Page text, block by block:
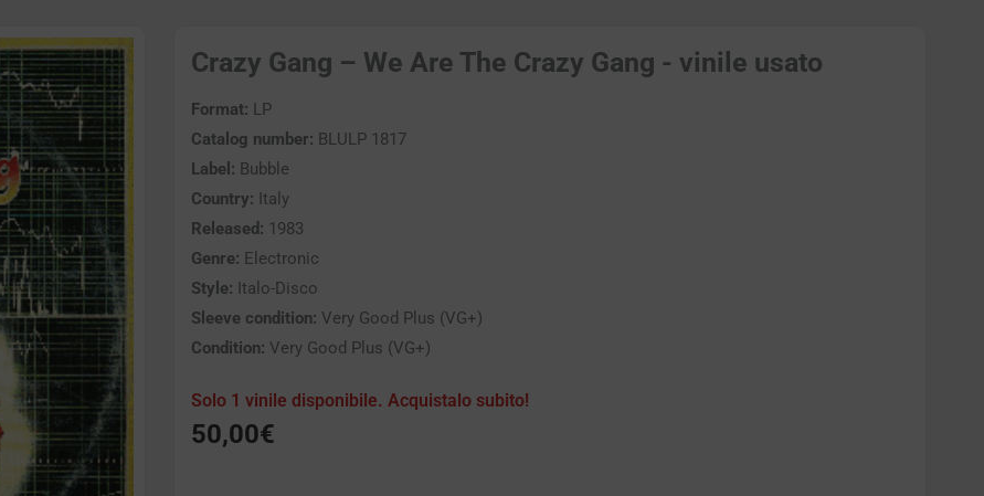
Crazy Gang – We Are The Crazy Gang - vinile usato
Format: LP
Catalog number: BLULP 1817
Label: Bubble
Country: Italy
Released: 1983
Genre: Electronic
Style: Italo-Disco
Sleeve condition: Very Good Plus (VG+)
Condition: Very Good Plus (VG+)
Solo 1 vinile disponibile. Acquistalo subito!
50,00€